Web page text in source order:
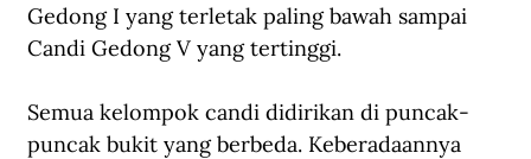
Gedong I yang terletak paling bawah sampai
Candi Gedong V yang tertinggi.
Semua kelompok candi didirikan di puncak-
puncak bukit yang berbeda. Keberadaannya